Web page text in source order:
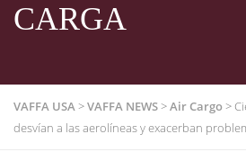
CARGA
VAFFA USA>VAFFA NEWS>Air Cargo>
desvían a las aerolíneas y exacerban